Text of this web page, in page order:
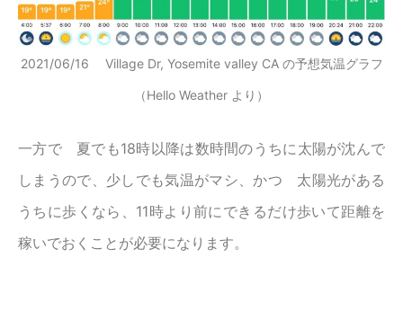
2021/06/16 Village Dr, Yosemite valley CA の予想気温グラフ
（Hello Weather より）
一方で 夏でも18時以降は数時間のうちに太陽が沈んで
しまうので、少しでも気温がマシ、かつ 太陽光がある
うちに歩くなら、11時より前にできるだけ歩いて距離を
稼いでおくことが必要になります。